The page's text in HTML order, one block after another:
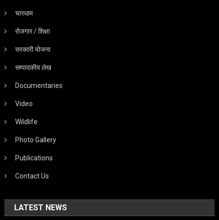
चारधाम
रोजगार / शिक्षा
सरकारी योजना
सम्पादकीय लेख
Documentaries
Video
Wildlife
Photo Gallery
Publications
Contact Us
LATEST NEWS